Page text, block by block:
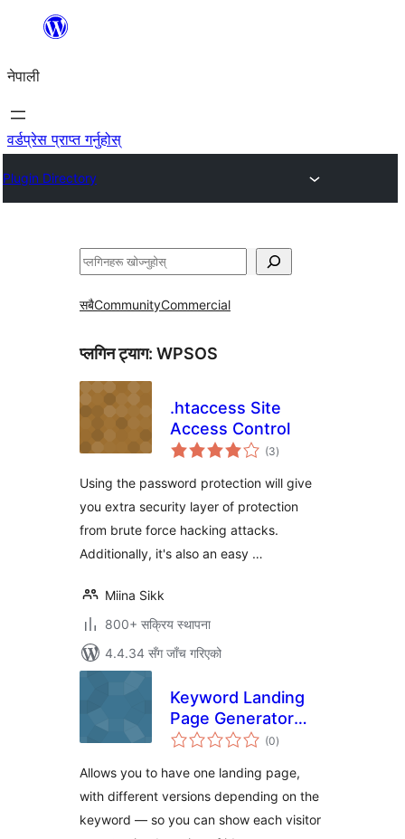
सामग्रीमा
नेपाली
वर्डप्रेस प्राप्त गर्नुहोस्
Plugin Directory
खोज्नुहोस्
सबैCommunityCommercial
प्लगिन ट्याग: WPSOS
.htaccess Site
Access Control
(3कुल
रेटिङ्गहरू
)
Using the password protection will give
you extra security layer of protection
from brute force hacking attacks.
Additionally, it's also an easy …
Miina Sikk
800+ सक्रिय स्थापना
4.4.34 सँग जाँच गरिएको
Keyword Landing
Page Generator
(Free)
(0कुल
रेटिङ्गहरू
)
Allows you to have one landing page,
with different versions depending on the
keyword — so you can show each visitor